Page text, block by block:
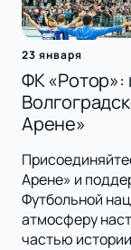
23 января
ФК «Ротор»:
Арене»
Арене» и
Футбольной
атмосферу
частью